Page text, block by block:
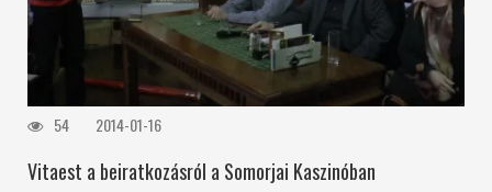
54 2014-01-16
Vitaest a beiratkozásról a Somorjai Kaszinóban